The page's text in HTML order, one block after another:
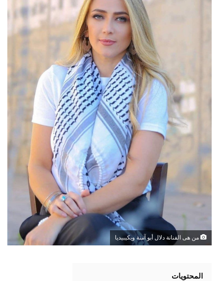
من هى الفنانة دلال أبو آمنة ويكيبيديا
المحتويات